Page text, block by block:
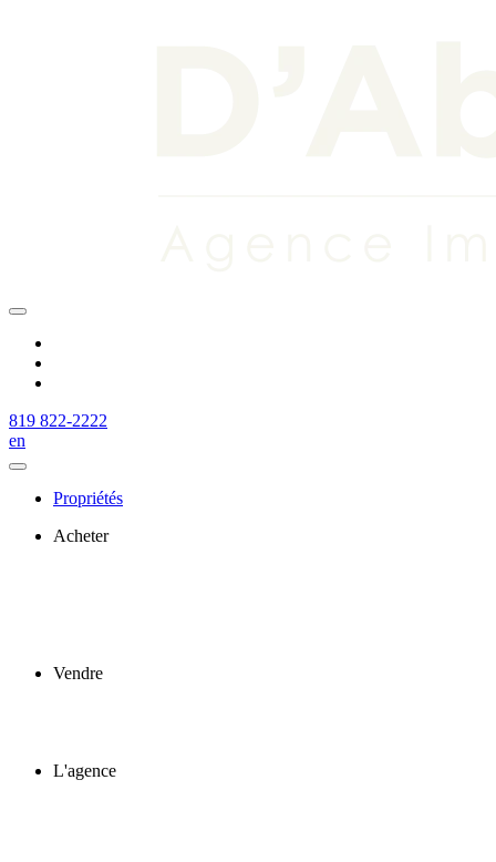
819 822-2222
en
Propriétés
Acheter
Vendre
L'agence